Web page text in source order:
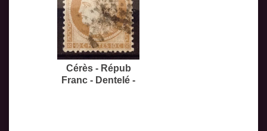
Cérès - Répub
Franc - Dentelé -